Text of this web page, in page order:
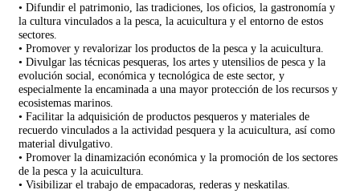
• Difundir el patrimonio, las tradiciones, los oficios, la gastronomía y
la cultura vinculados a la pesca, la acuicultura y el entorno de estos
sectores.
• Promover y revalorizar los productos de la pesca y la acuicultura.
• Divulgar las técnicas pesqueras, los artes y utensilios de pesca y la
evolución social, económica y tecnológica de este sector, y
especialmente la encaminada a una mayor protección de los recursos y
ecosistemas marinos.
• Facilitar la adquisición de productos pesqueros y materiales de
recuerdo vinculados a la actividad pesquera y la acuicultura, así como
material divulgativo.
• Promover la dinamización económica y la promoción de los sectores
de la pesca y la acuicultura.
• Visibilizar el trabajo de empacadoras, rederas y neskatilas.